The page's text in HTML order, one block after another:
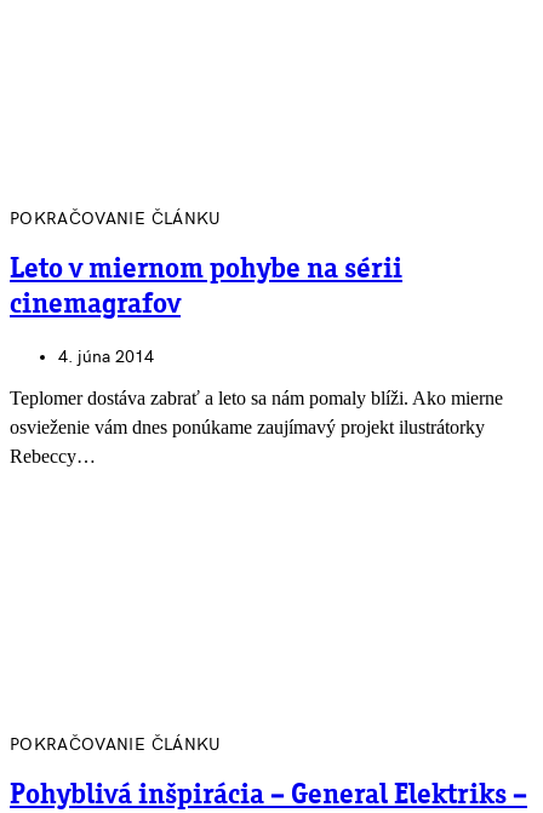
POKRAČOVANIE ČLÁNKU
Leto v miernom pohybe na sérii
cinemagrafov
4. júna 2014
Teplomer dostáva zabrať a leto sa nám pomaly blíži. Ako mierne
osvieženie vám dnes ponúkame zaujímavý projekt ilustrátorky
Rebeccy…
POKRAČOVANIE ČLÁNKU
Pohyblivá inšpirácia – General Elektriks –